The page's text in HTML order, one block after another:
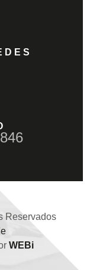
Reservados
WEBi